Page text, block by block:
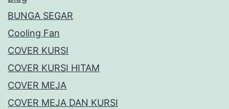
BUNGA SEGAR
Cooling Fan
COVER KURSI
COVER KURSI HITAM
COVER MEJA
COVER MEJA DAN KURSI